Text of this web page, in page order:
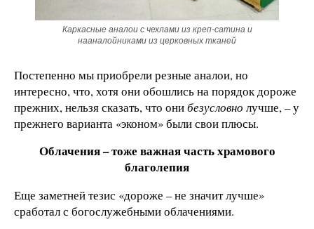
Каркасные аналои с чехлами из креп-сатина и
нааналойниками из церковных тканей
Постепенно мы приобрели резные аналои, но
интересно, что, хотя они обошлись на порядок дороже
прежних, нельзя сказать, что онибезусловно лучше, – у
прежнего варианта «эконом» были свои плюсы.
Облачения – тоже важная часть храмового
благолепия
Еще заметней тезис «дороже – не значит лучше»
сработал с богослужебными облачениями.